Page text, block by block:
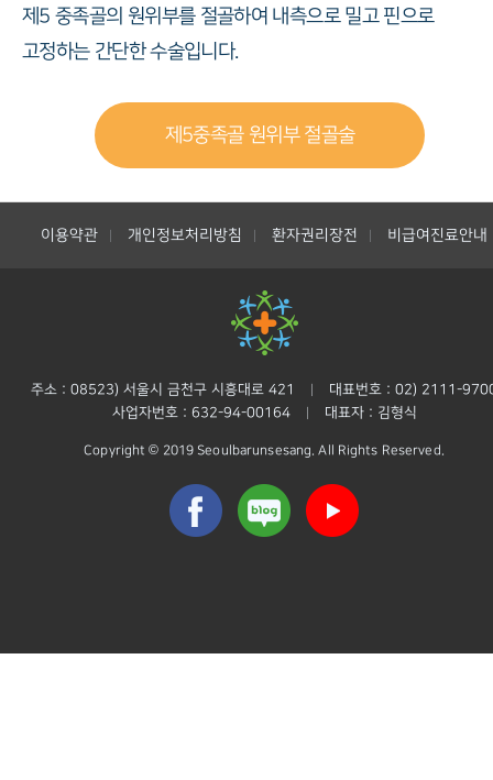
제5 중족골의 원위부를 절골하여 내측으로 밀고 핀으로
고정하는 간단한 수술입니다.
제5중족골 원위부 절골술
이용약관 개인정보처리방침 환자권리장전 비급여진료안내
주소 : 08523) 서울시 금천구 시흥대로 421
대표번호 : 02) 2111-
사업자번호 : 632-94-00164
대표자 : 김형식
Copyright © 2019 Seoulbarunsesang. All Rights Reserved.